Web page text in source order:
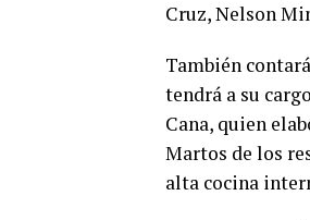
Cruz, Nelson
También
tendrá a su
Cana, quien
Martos de los
alta cocina